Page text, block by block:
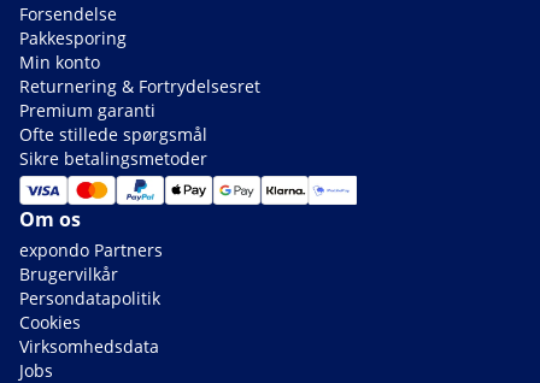
Forsendelse
Pakkesporing
Min konto
Returnering & Fortrydelsesret
Premium garanti
Ofte stillede spørgsmål
Sikre betalingsmetoder
Om os
expondo Partners
Brugervilkår
Persondatapolitik
Cookies
Virksomhedsdata
Jobs